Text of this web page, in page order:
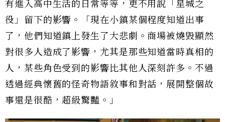
有進入高中生活的日常等等，更不用說「星城之
役」留下的影響。「現在小鎮某個程度知道出事
了，他們知道鎮上發生了大悲劇。商場被燒毀顯然
對很多人造成了影響，尤其是那些知道當時真相的
人，某些角色受到的影響比其他人深刻許多。不過
透過經典懷舊的怪奇物語敘事和對話，展開整個故
事還是很酷，超級驚豔。」